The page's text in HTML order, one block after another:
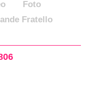
Foto
Fratello